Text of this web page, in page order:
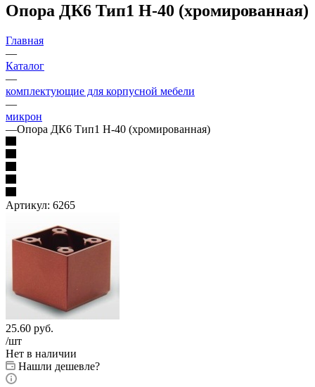
Опора ДК6 Тип1 Н-40 (хромированная)
Главная
—
Каталог
—
комплектующие для корпусной мебели
—
микрон
—Опора ДК6 Тип1 Н-40 (хромированная)
Артикул: 6265
25.60 руб.
/шт
Нет в наличии
Нашли дешевле?